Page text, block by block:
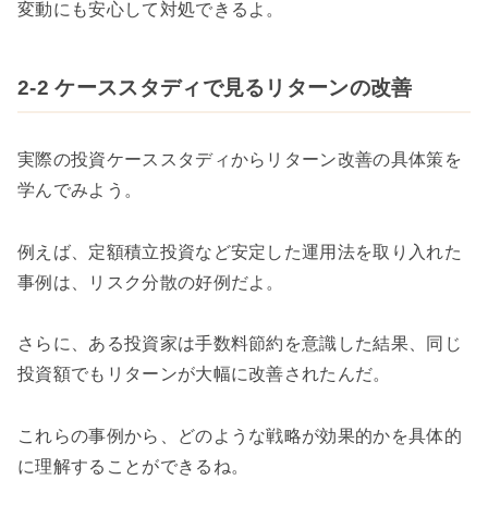
変動にも安心して対処できるよ。
2-2 ケーススタディで見るリターンの改善
実際の投資ケーススタディからリターン改善の具体策を
学んでみよう。
例えば、定額積立投資など安定した運用法を取り入れた
事例は、リスク分散の好例だよ。
さらに、ある投資家は手数料節約を意識した結果、同じ
投資額でもリターンが大幅に改善されたんだ。
これらの事例から、どのような戦略が効果的かを具体的
に理解することができるね。